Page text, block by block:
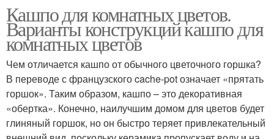
Кашпо для комнатных цветов.
Варианты конструкций кашпо для
комнатных цветов
Чем отличается кашпо от обычного цветочного горшка?
В переводе с французского cache-pot означает «прятать
горшок». Таким образом, кашпо – это декоративная
«обертка». Конечно, наилучшим домом для цветов будет
глиняный горшок, но он быстро теряет привлекательный